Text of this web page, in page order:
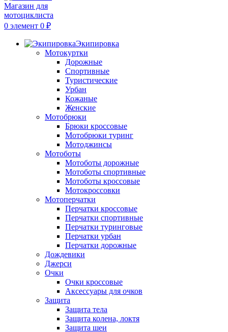
0 элемент 0 ₽
Экипировка
Мотокуртки
Дорожные
Спортивные
Туристические
Урбан
Кожаные
Женские
Мотобрюки
Брюки кроссовые
Мотобрюки туринг
Мотоджинсы
Мотоботы
Мотоботы дорожные
Мотоботы спортивные
Мотоботы кроссовые
Мотокроссовки
Мотоперчатки
Перчатки кроссовые
Перчатки спортивные
Перчатки туринговые
Перчатки урбан
Перчатки дорожные
Дождевики
Джерси
Очки
Очки кроссовые
Аксессуары для очков
Защита
Защита тела
Защита колена, локтя
Защита шеи